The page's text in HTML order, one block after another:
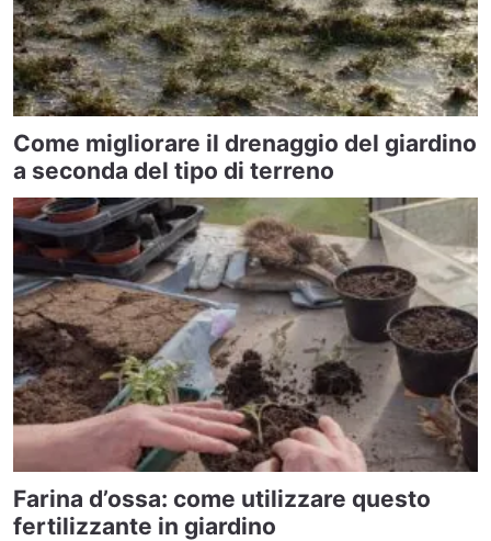
Come migliorare il drenaggio del giardino
a seconda del tipo di terreno
Farina d’ossa: come utilizzare questo
fertilizzante in giardino